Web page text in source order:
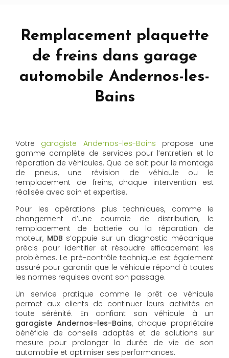
Remplacement plaquette
de freins dans garage
automobile Andernos-les-
Bains
Votre garagiste Andernos-les-Bains propose une
gamme complète de services pour l’entretien et la
réparation de véhicules. Que ce soit pour le montage
de pneus, une révision de véhicule ou le
remplacement de freins, chaque intervention est
réalisée avec soin et expertise.
Pour les opérations plus techniques, comme le
changement d’une courroie de distribution, le
remplacement de batterie ou la réparation de
moteur, MDB s’appuie sur un diagnostic mécanique
précis pour identifier et résoudre efficacement les
problèmes. Le pré-contrôle technique est également
assuré pour garantir que le véhicule répond à toutes
les normes requises avant son passage.
Un service pratique comme le prêt de véhicule
permet aux clients de continuer leurs activités en
toute sérénité. En confiant son véhicule à un
garagiste Andernos-les-Bains, chaque propriétaire
bénéficie de conseils adaptés et de solutions sur
mesure pour prolonger la durée de vie de son
automobile et optimiser ses performances.